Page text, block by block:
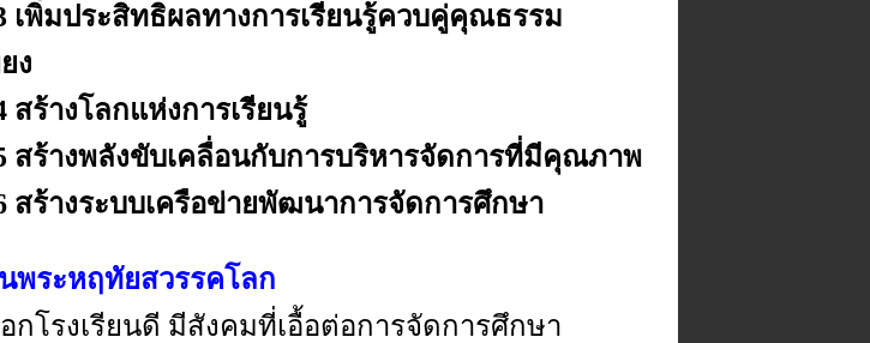
เพิ่มประสิทธิผลทางการเรียนรู้ควบคู่คุณธรรม
ง
สร้างโลกแห่งการเรียนรู้
สร้างพลังขับเคลื่อนกับการบริหารจัดการที่มีคุณภาพ
สร้างระบบเครือข่ายพัฒนาการจัดการศึกษา
พระหฤทัยสวรรคโลก
โรงเรียนดี มีสังคมที่เอื้อต่อการจัดการศึกษา